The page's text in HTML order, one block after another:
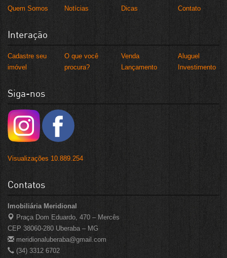
Quem Somos Notícias Dicas Contato
Interação
Cadastre seu
imóvel
O que você
procura?
Venda
Aluguel
Lançamento
Investimento
Siga-nos
Visualizações 10.889.254
Contatos
Imobiliária Meridional
Praça Dom Eduardo, 470 – Mercês
CEP 38060-280 Uberaba – MG
meridionaluberaba@gmail.com
(34) 3312 6702